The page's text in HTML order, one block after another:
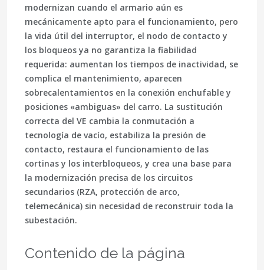
modernizan cuando el armario aún es
mecánicamente apto para el funcionamiento, pero
la vida útil del interruptor, el nodo de contacto y
los bloqueos ya no garantiza la fiabilidad
requerida: aumentan los tiempos de inactividad, se
complica el mantenimiento, aparecen
sobrecalentamientos en la conexión enchufable y
posiciones «ambiguas» del carro. La sustitución
correcta del VE cambia la conmutación a
tecnología de vacío, estabiliza la presión de
contacto, restaura el funcionamiento de las
cortinas y los interbloqueos, y crea una base para
la modernización precisa de los circuitos
secundarios (RZA, protección de arco,
telemecánica) sin necesidad de reconstruir toda la
subestación.
Contenido de la página